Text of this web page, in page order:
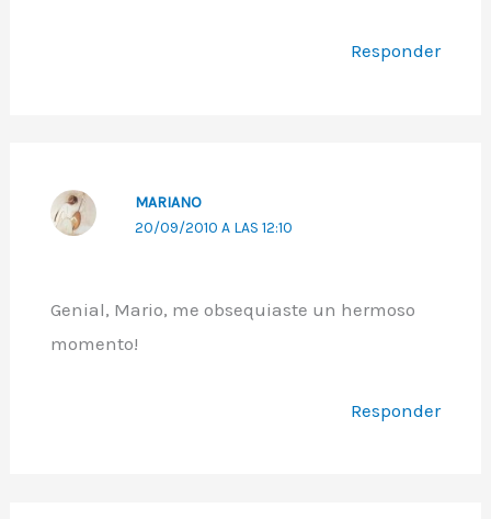
Responder
MARIANO
20/09/2010 A LAS 12:10
Genial, Mario, me obsequiaste un hermoso
momento!
Responder